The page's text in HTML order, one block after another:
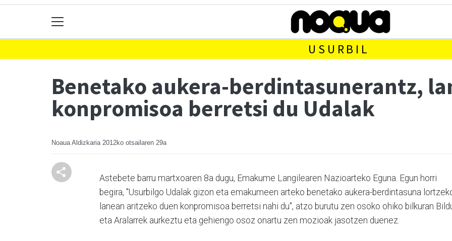
USURBIL
Benetako aukera-berdintasunerantz,
konpromisoa berretsi du Udalak
Noaua Aldizkaria 2012ko otsailaren 29a
Astebete barru martxoaren 8a dugu, Emakume Langilearen Nazioarteko Eguna. Egun horri
begira, "Usurbilgo Udalak gizon eta emakumeen arteko benetako aukera-berdintasuna
lanean aritzeko duen konpromisoa berretsi nahi du", atzo burutu zen osoko ohiko bilkuran
eta Aralarrek aurkeztu eta gehiengo osoz onartu zen mozioak jasotzen duenez.